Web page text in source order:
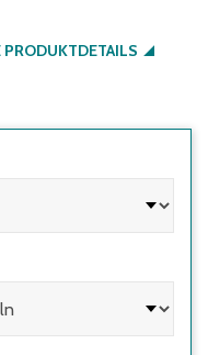
(ASR)
in RAL
Farbkombinationen
PRODUKTDETAILS